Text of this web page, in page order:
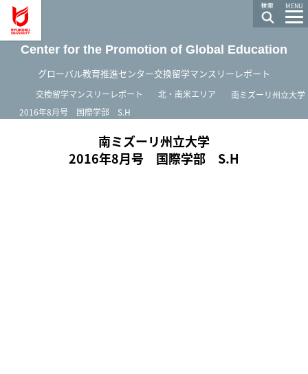
MENU
Center for the Promotion of Global Education
グローバル教育推進センター交換留学マンスリーレポート
ホーム
交換留学マンスリーレポート 北・南米エリア
南ミズーリ州立大学
2016年8月号 国際学部 S.H
南ミズーリ州立大学
2016年8月号 国際学部 S.H